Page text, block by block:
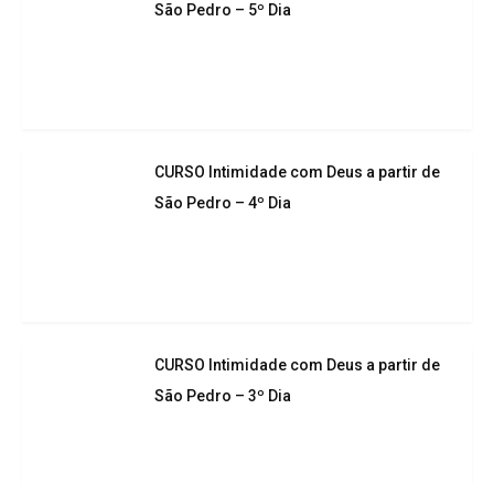
São Pedro – 5º Dia
CURSO Intimidade com Deus a partir de
São Pedro – 4º Dia
CURSO Intimidade com Deus a partir de
São Pedro – 3º Dia